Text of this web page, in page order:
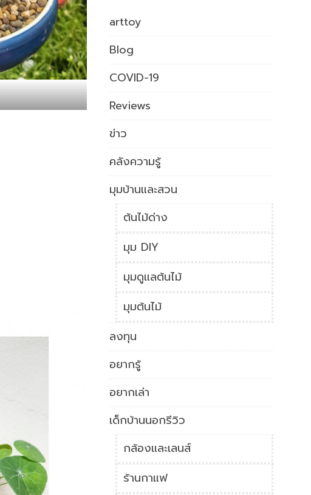
arttoy
Blog
COVID-19
Reviews
ข่าว
คลังความรู้
มุมบ้านและสวน
ต้นไม้ด่าง
มุม DIY
มุมดูแลต้นไม้
มุมต้นไม้
ลงทุน
อยากรู้
อยากเล่า
เด็กบ้านนอกรีวิว
กล้องและเลนส์
ร้านกาแฟ